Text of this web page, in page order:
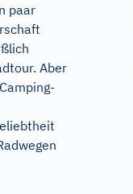
paar
Aber